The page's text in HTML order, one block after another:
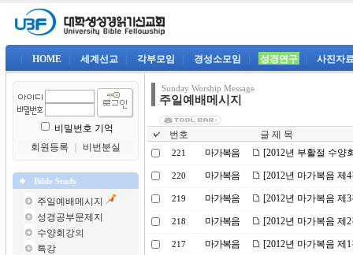
HOME 세계선교 각부모임 경성소모임 성경연구 사진자
비밀번호 기억
회원등록
비번분실
Bible Study
주일예배메시지
성경공부문제지
수양회강의
특강
Sunday Worship Message
주일예배메시지
번호 글 제 목
221 마가복음 [2012년 부활절 수양
220 마가복음 [2012년 마가복음 제
219 마가복음 [2012년 마가복음 제
218 마가복음 [2012년 마가복음 제
217 마가복음 [2012년 마가복음 제